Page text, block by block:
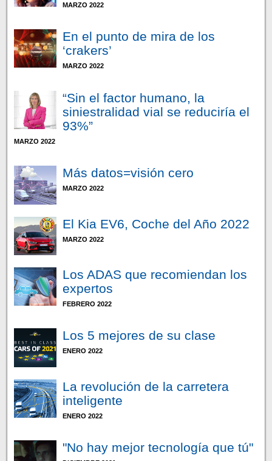
MARZO 2022
En el punto de mira de los
‘crakers’
MARZO 2022
“Sin el factor humano, la
siniestralidad vial se reduciría el
93%”
MARZO 2022
Más datos=visión cero
MARZO 2022
El Kia EV6, Coche del Año 2022
MARZO 2022
Los ADAS que recomiendan los
expertos
FEBRERO 2022
Los 5 mejores de su clase
ENERO 2022
La revolución de la carretera
inteligente
ENERO 2022
"No hay mejor tecnología que tú"